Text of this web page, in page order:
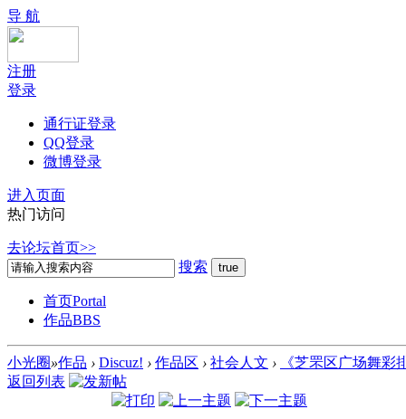
导 航
注册
登录
通行证登录
QQ登录
微博登录
进入页面
热门访问
去论坛首页>>
搜索
首页Portal
作品BBS
小光圈»作品 › Discuz! › 作品区 › 社会人文 ›
《芝罘区广场舞彩
返回列表